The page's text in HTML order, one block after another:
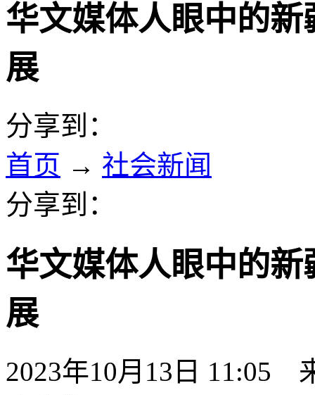
华文媒体人眼中的
展
分享到：
首页 → 社会新闻
分享到：
华文媒体人眼中的
展
2023年10月13日 11:05